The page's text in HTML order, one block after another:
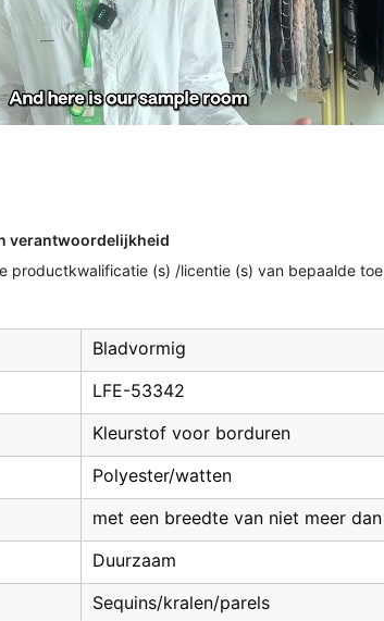
verantwoordelijkheid
productkwalificatie (s) /licentie (s) van bepaalde
Bladvormig
LFE-53342
Kleurstof voor borduren
Polyester/watten
met een breedte van niet meer
Duurzaam
Sequins/kralen/parels